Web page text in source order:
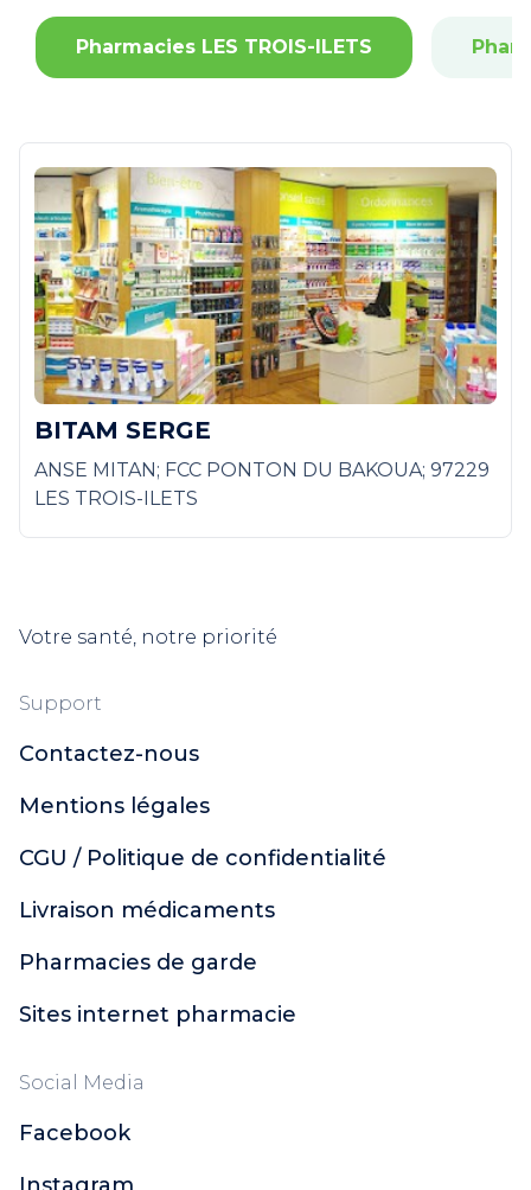
Pharmacies LES TROIS-ILETS
BITAM SERGE
ANSE MITAN; FCC PONTON DU BAKOUA; 97229
LES TROIS-ILETS
Votre santé, notre priorité
Support
Contactez-nous
Mentions légales
CGU / Politique de confidentialité
Livraison médicaments
Pharmacies de garde
Sites internet pharmacie
Social Media
Facebook